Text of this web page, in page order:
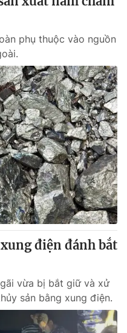
phụ thuộc vào nguồn
điện đánh bắt
vừa bị bắt giữ và xử
sản bằng xung điện.